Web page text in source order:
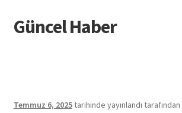
Dolaşıma
geç
İçeriğe
geç
Güncel Haber
Temmuz 6, 2025tarihinde yayınlandı tarafından